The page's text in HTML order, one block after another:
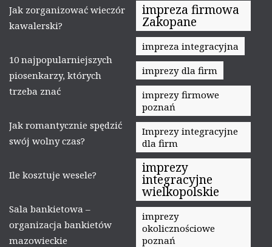
Jak zorganizować wieczór
kawalerski?
10 najpopularniejszych
piosenkarzy, których
trzeba znać
Jak romantycznie spędzić
swój wolny czas?
Ile kosztuje wesele?
Sala bankietowa –
organizacja bankietów
mazowieckie
impreza firmowa
Zakopane
impreza integracyjna
imprezy dla firm
imprezy firmowe
poznań
Imprezy integracyjne
dla firm
imprezy
integracyjne
wielkopolskie
imprezy
okolicznościowe
poznań